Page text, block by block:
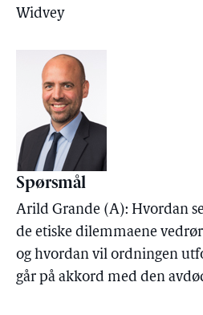
Widvey
Spørsmål
Arild Grande (A): Hvordan
de etiske dilemmaene
og hvordan vil ordningen
går på akkord med den